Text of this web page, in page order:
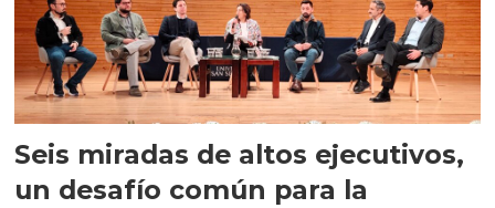
Seis miradas de altos ejecutivos,
un desafío común para la